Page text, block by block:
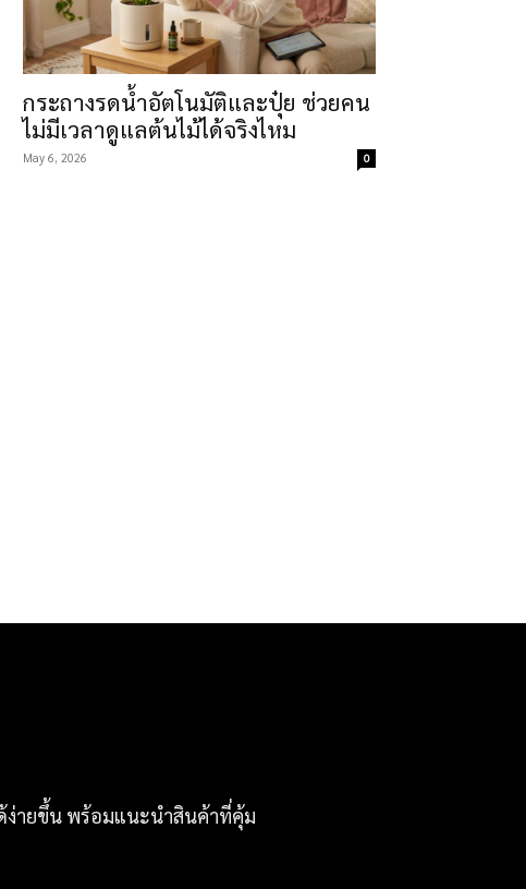
กระถางรดน้ำอัตโนมัติและปุ๋ย ช่วยคน
ไม่มีเวลาดูแลต้นไม้ได้จริงไหม
May 6, 2026 0
ง่ายขึ้น พร้อมแนะนำสินค้าที่คุ้ม